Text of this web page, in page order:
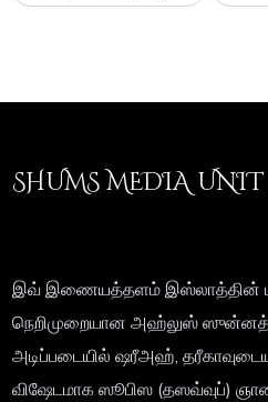
SHUMS MEDIA UNIT
இவ் இணையத்தளம் இஸ்லாத்தின்
நெறிமுறையான அஹ்லுஸ்
அடிப்படையில் ஷரீஅஹ்,
விஷேடமாக ஸூபிஸ (தஸவ்வுப்)